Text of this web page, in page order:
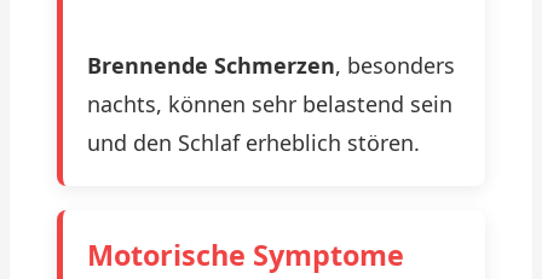
Brennende Schmerzen, besonders
nachts, können sehr belastend sein
und den Schlaf erheblich stören.
Motorische Symptome